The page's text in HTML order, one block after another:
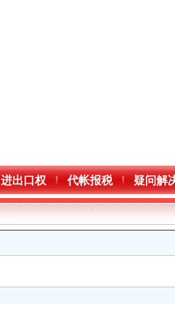
进出口权 代帐报税 疑问解